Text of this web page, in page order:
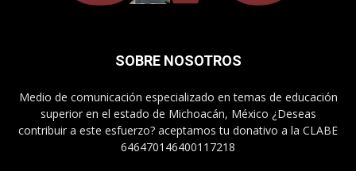
SOBRE NOSOTROS
Medio de comunicación especializado en temas de educación
superior en el estado de Michoacán, México ¿Deseas
contribuir a este esfuerzo? aceptamos tu donativo a la CLABE
646470146400117218